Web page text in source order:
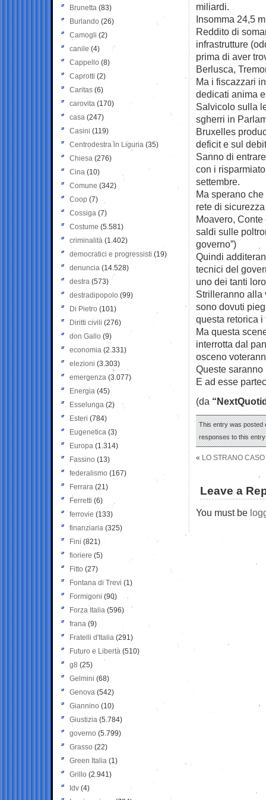
miliardi.
Insomma 24,5
Reddito di
infrastrutture
prima di aver
Berlusca,
Ma i fiscazzari
dedicati anima
Salvicolo sulla
sgherri in
Bruxelles
deficit e sul
Sanno di
con i
settembre.
Ma sperano
rete di
Moavero,
saldi sulle
governo”)
Quindi
tecnici del
uno dei tanti
Strilleranno alla
sono dovuti
questa retorica
Ma questa
interrotta dal
osceno
Queste
E ad esse
(da
This entry was posted
responses to this
« LO STRANO
Leave a
You must be
Brunetta (83)
Burlando (26)
Camogli (2)
canile (4)
Cappello (8)
Caprotti (2)
Caritas (6)
carovita (170)
casa (247)
Casini (119)
Centrodestra in Liguria (35)
Chiesa (276)
Cina (10)
Comune (342)
Coop (7)
Cossiga (7)
Costume (5.581)
criminalità (1.402)
democratici e progressisti (19)
denuncia (14.528)
destra (573)
destradipopolo (99)
Di Pietro (101)
Diritti civili (276)
don Gallo (9)
economia (2.331)
elezioni (3.303)
emergenza (3.077)
Energia (45)
Esselunga (2)
Esteri (784)
Eugenetica (3)
Europa (1.314)
Fassino (13)
federalismo (167)
Ferrara (21)
Ferretti (6)
ferrovie (133)
finanziaria (325)
Fini (821)
fioriere (5)
Fitto (27)
Fontana di Trevi (1)
Formigoni (90)
Forza Italia (596)
frana (9)
Fratelli d'Italia (291)
Futuro e Libertà (510)
g8 (25)
Gelmini (68)
Genova (542)
Giannino (10)
Giustizia (5.784)
governo (5.799)
Grasso (22)
Green Italia (1)
Grillo (2.941)
Idv (4)